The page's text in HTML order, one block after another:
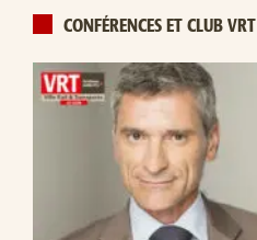
CONFÉRENCES ET CLUB VRT